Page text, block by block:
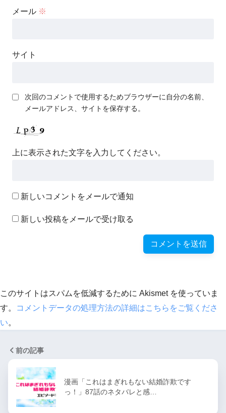
メール ※
サイト
次回のコメントで使用するためブラウザーに自分の名前、
メールアドレス、サイトを保存する。
上に表示された文字を入力してください。
新しいコメントをメールで通知
新しい投稿をメールで受け取る
このサイトはスパムを低減するために Akismet を使っていま
す。
コメントデータの処理方法の詳細はこちらをご覧くださ
い。
前の記事
漫画「これはまぎれもない結婚詐欺です
っ！」87話のネタバレと感…